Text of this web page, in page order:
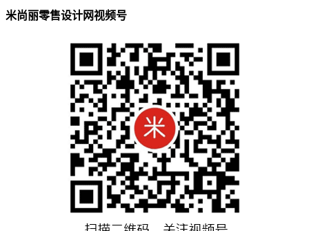
米尚丽零售设计网视频号